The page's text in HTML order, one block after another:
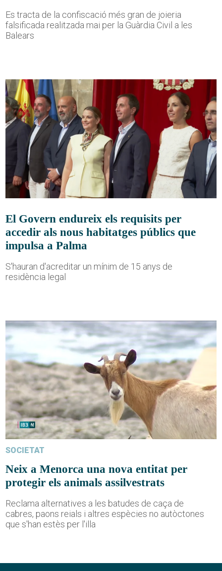
Es tracta de la confiscació més gran de joieria
falsificada realitzada mai per la Guàrdia Civil a les
Balears
El Govern endureix els requisits per
accedir als nous habitatges públics que
impulsa a Palma
S'hauran d'acreditar un mínim de 15 anys de
residència legal
SOCIETAT
Neix a Menorca una nova entitat per
protegir els animals assilvestrats
Reclama alternatives a les batudes de caça de
cabres, paons reials i altres espècies no autòctones
que s'han estès per l'illa